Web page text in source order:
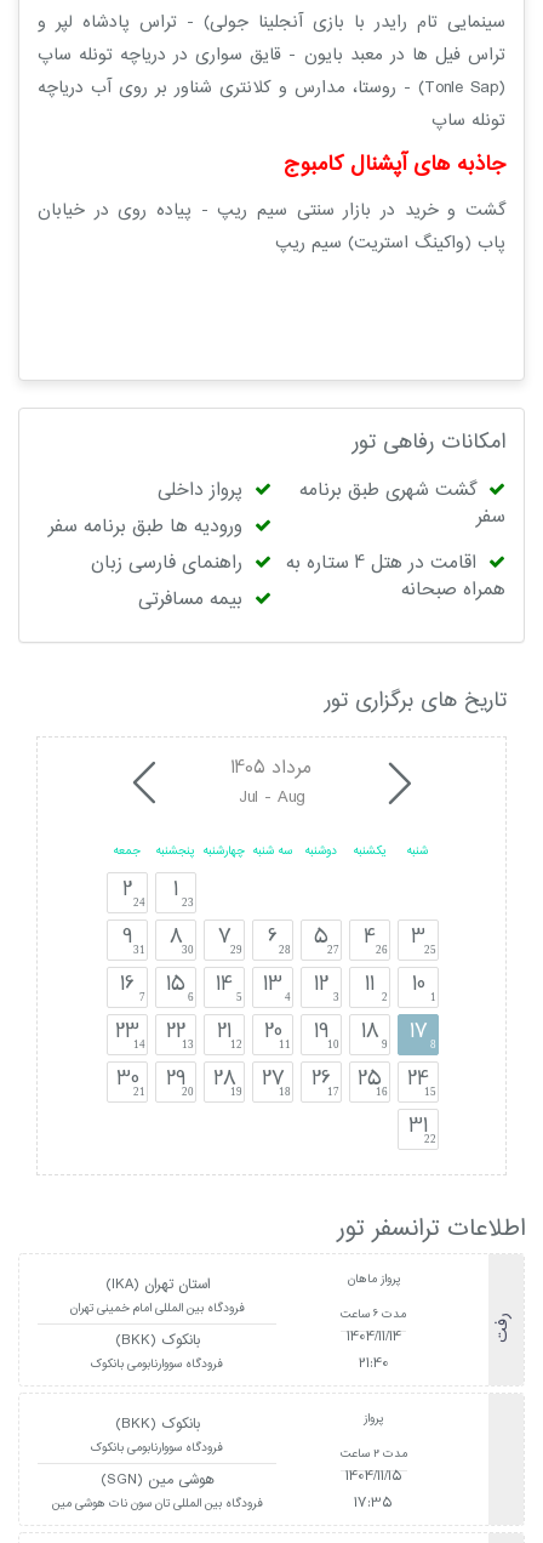
سینمایی تام رایدر با بازی آنجلینا جولی) - تراس پادشاه لپر و
تراس فیل ها در معبد بایون - قایق سواری در دریاچه تونله ساپ
(Tonle Sap) - روستا، مدارس و کلانتری شناور بر روی آب دریاچه
تونله ساپ
جاذبه های آپشنال کامبوج
گشت و خرید در بازار سنتی سیم ریپ - پیاده روی در خیابان
پاب (واکینگ استریت) سیم ریپ
امکانات رفاهی تور
گشت شهری طبق برنامه
سفر
پرواز داخلی
ورودیه ها طبق برنامه سفر
اقامت در هتل 4 ستاره به
همراه صبحانه
راهنمای فارسی زبان
بیمه مسافرتی
تاریخ های برگزاری تور
مرداد 1405
Jul - Aug
شنبه
325
10 1
17 8
2415
3122
یکشنبه
426
11 2
18 9
2516
دوشنبه
527
12 3
1910
2617
سه شنبه
6 28
13 4
2011
2718
چهارشنبه
729
14 5
2112
2819
پنجشنبه
1 23
830
15 6
2213
2920
جمعه
224
9 31
16 7
2314
3021
اطلاعات ترانسفر تور
رفت
پرواز ماهان
مدت 6 ساعت
1404/11/14
21:40
استان تهران (IKA)
فرودگاه بین المللی امام خمینی تهران
بانکوک (BKK)
فرودگاه سووارنابومی بانکوک
پرواز
مدت 2 ساعت
1404/11/15
17:35
بانکوک (BKK)
فرودگاه سووارنابومی بانکوک
هوشی مین (SGN)
فرودگاه بین المللی تان سون نات هوشی مین